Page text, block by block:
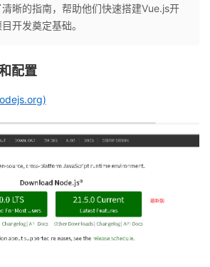
晰的指南，帮助他们快速搭建Vue.js开
开发奠定基础。
配置